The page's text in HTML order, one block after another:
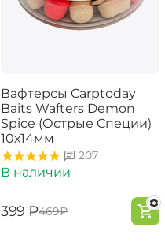
Вафтерсы Carptoday
Baits Wafters Demon
Spice (Острые Специи)
10х14мм
207
В наличии
‍399‍ ₽‍469‍₽